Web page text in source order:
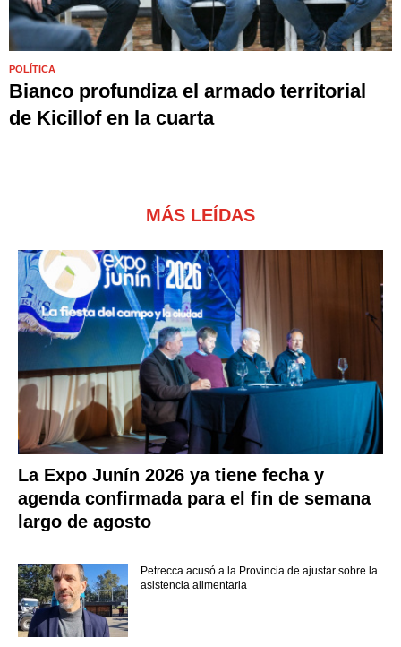
POLÍTICA
Bianco profundiza el armado territorial
de Kicillof en la cuarta
MÁS LEÍDAS
La Expo Junín 2026 ya tiene fecha y
agenda confirmada para el fin de semana
largo de agosto
Petrecca acusó a la Provincia de ajustar sobre la
asistencia alimentaria